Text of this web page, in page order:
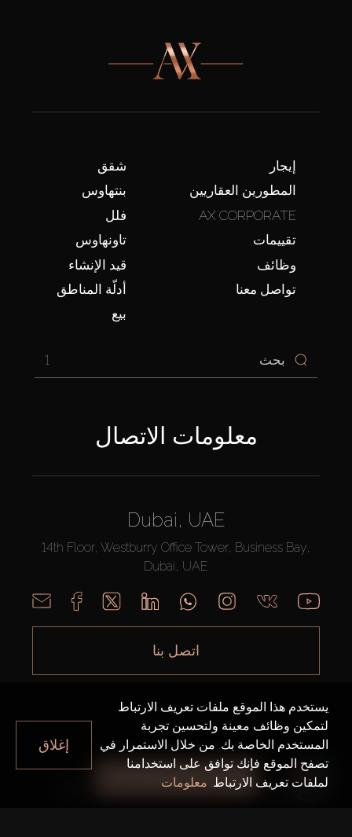
جميع الفلاتر
شقق
بنتهاوس
فلل
تاونهاوس
قيد الإنشاء
أدلّة المناطق
بيع
إيجار
المطورين العقاريين
AX CORPORATE
تقييمات
وظائف
تواصل معنا
1
معلومات الاتصال
Dubai, UAE
14th Floor, Westburry Office Tower, Business Bay,
Dubai, UAE
اتصل بنا
AX CAPITAL ©2026 جميع الحقوق محفوظة
سياسة الخصوصية خريطة الموقع
يستخدم هذا الموقع ملفات تعريف الارتباط
لتمكين وظائف معينة ولتحسين تجربة
المستخدم الخاصة بك. من خلال الاستمرار في
تصفح الموقع فإنك توافق على استخدامنا
لملفات تعريف الارتباط. معلومات
إغلاق